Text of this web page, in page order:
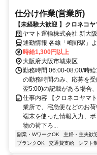
仕分け作業(営業所)
【未経験大歓迎 】クロネコ
ヤマト運輸株式会社 新大
通勤情報 各線「鴫野駅」
徒歩15分
時給1,300円以上
大阪府大阪市城東区
勤務時間 06:00-08:00/時
の勤務時間のみ、応募を
翌5:00)の記載がある場合
仕事内容 【クロネコヤマ
業所で、宅急便などのお
端末を使った情報入力、
物の荷下ろ...
副業・WワークOK 主婦・主夫歓
ブランクOK
交通費支給 シフト制